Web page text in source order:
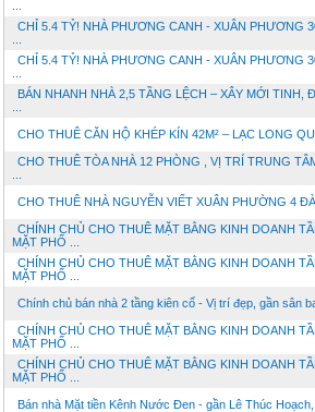
CHỈ 5.4 TỶ! NHÀ PHƯƠNG CANH - XUÂN PHƯƠNG
CHỈ 5.4 TỶ! NHÀ PHƯƠNG CANH - XUÂN PHƯƠNG
BÁN NHANH NHÀ 2,5 TẦNG LỆCH – XÂY MỚI TINH,
CHO THUÊ CĂN HỘ KHÉP KÍN 42M² – LẠC LONG
CHO THUÊ TÒA NHÀ 12 PHÒNG , VỊ TRÍ TRUNG
CHO THUÊ NHÀ NGUYỄN VIẾT XUÂN PHƯỜNG 4
CHÍNH CHỦ CHO THUÊ MẶT BẰNG KINH DOANH
MẶT PHỐ ...
CHÍNH CHỦ CHO THUÊ MẶT BẰNG KINH DOANH
MẶT PHỐ ...
Chính chủ bán nhà 2 tầng kiên cố - Vị trí đẹp, gần sân
CHÍNH CHỦ CHO THUÊ MẶT BẰNG KINH DOANH
MẶT PHỐ ...
CHÍNH CHỦ CHO THUÊ MẶT BẰNG KINH DOANH
MẶT PHỐ ...
Bán nhà Mặt tiền Kênh Nước Đen - gần Lê Thúc Hoạch,